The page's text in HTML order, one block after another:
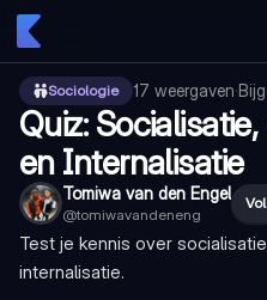
Sociologie 17 weergaven·
Quiz:
en Internalisatie
Tomiwa van den Engel
@tomiwavandeneng
Test je kennis over
internalisatie.